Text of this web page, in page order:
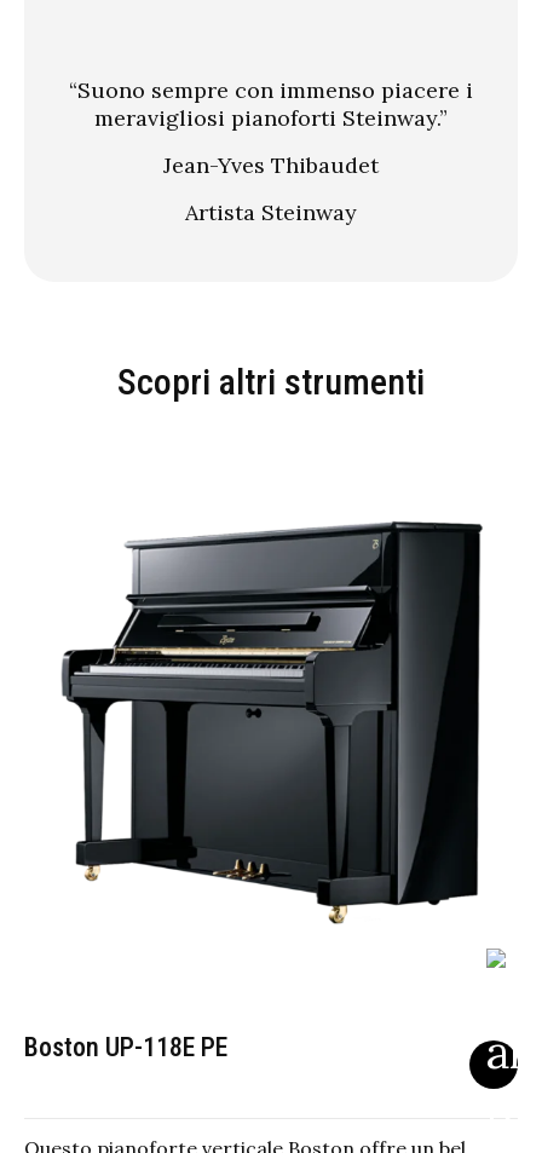
“Suono sempre con immenso piacere i
meravigliosi pianoforti Steinway.”
Jean-Yves Thibaudet
Artista Steinway
Scopri altri strumenti
Boston UP-118E PE